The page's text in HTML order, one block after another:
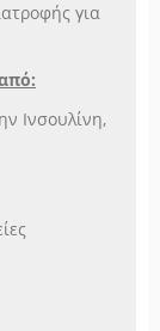
για
Ινσουλίνη,